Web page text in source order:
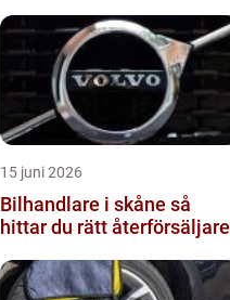
15 juni 2026
Bilhandlare i skåne så
hittar du rätt återförsäljare